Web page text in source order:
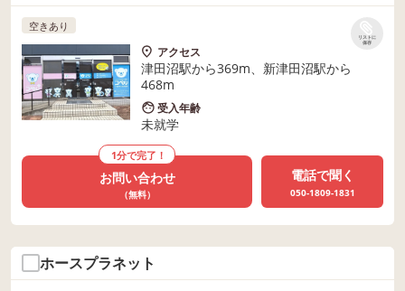
リストに
保存
空きあり
アクセス
津田沼駅から369m、新津田沼駅から
468m
受入年齢
未就学
1分で完了！
お問い合わせ
（無料）
電話で聞く
050-1809-1831
ホースプラネット